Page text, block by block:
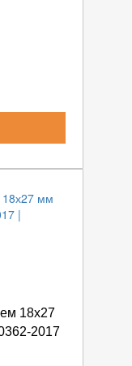
18х27
2017